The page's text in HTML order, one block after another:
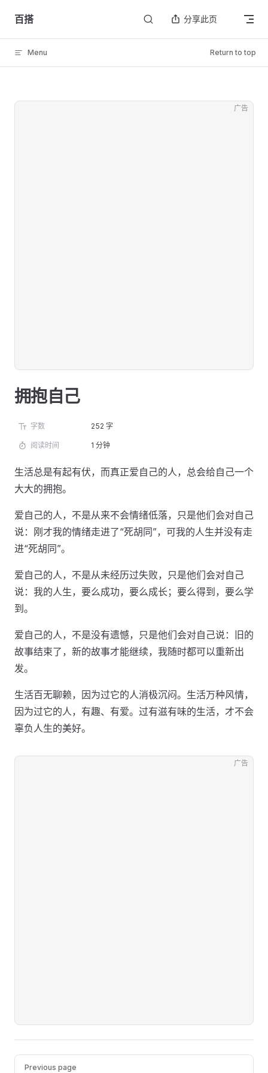
Skip to content
百搭 分享此页
Menu Return to top
广告
拥抱自己
字数 252 字
阅读时间 1 分钟
生活总是有起有伏，而真正爱自己的人，总会给自己一个
大大的拥抱。
爱自己的人，不是从来不会情绪低落，只是他们会对自己
说：刚才我的情绪走进了“死胡同”，可我的人生并没有走
进“死胡同”。
爱自己的人，不是从未经历过失败，只是他们会对自己
说：我的人生，要么成功，要么成长；要么得到，要么学
到。
爱自己的人，不是没有遗憾，只是他们会对自己说：旧的
故事结束了，新的故事才能继续，我随时都可以重新出
发。
生活百无聊赖，因为过它的人消极沉闷。生活万种风情，
因为过它的人，有趣、有爱。过有滋有味的生活，才不会
辜负人生的美好。
广告
Pager
Previous page